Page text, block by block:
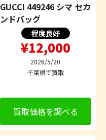
GUCCI 449246 シマ セカ
ンドバッグ
程度良好
¥12,000
2026/5/20
千葉県で買取
買取価格を調べる